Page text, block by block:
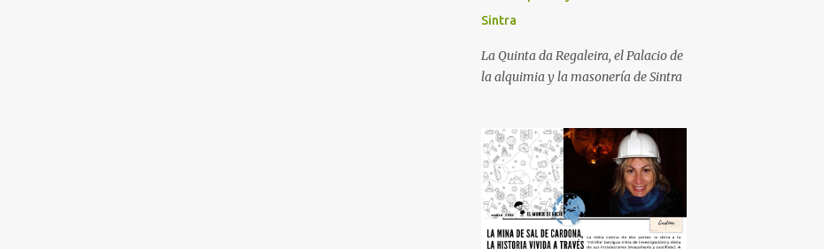
Sintra
La Quinta da Regaleira, el Palacio de
la alquimia y la masonería de Sintra